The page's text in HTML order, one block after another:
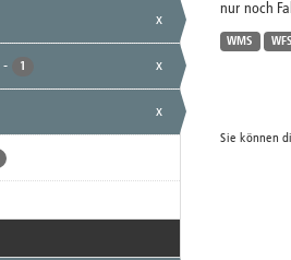
x
- 1 x
x
nur noch
WMS WFS
Sie können